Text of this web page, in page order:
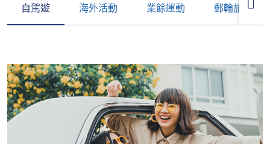
自駕遊 海外活動 業餘運動 郵輪旅遊